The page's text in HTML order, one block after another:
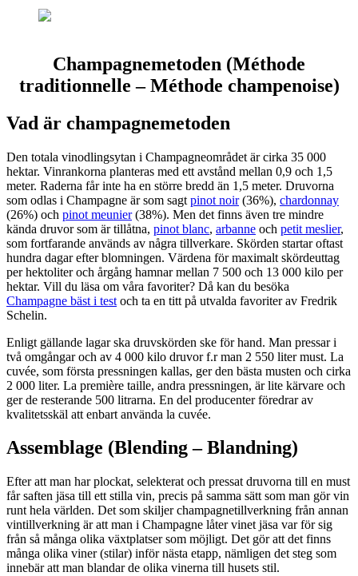
Champagnemetoden (Méthode
traditionnelle – Méthode champenoise)
Vad är champagnemetoden
Den totala vinodlingsytan i Champagneområdet är cirka 35 000
hektar. Vinrankorna planteras med ett avstånd mellan 0,9 och 1,5
meter. Raderna får inte ha en större bredd än 1,5 meter. Druvorna
som odlas i Champagne är som sagt pinot noir(36%), chardonnay
(26%) och pinot meunier(38%). Men det finns även tre mindre
kända druvor som är tillåtna, pinot blanc, arbanne och petit meslier,
som fortfarande används av några tillverkare. Skörden startar oftast
hundra dagar efter blomningen. Värdena för maximalt skördeuttag
per hektoliter och årgång hamnar mellan 7 500 och 13 000 kilo per
hektar. Vill du läsa om våra favoriter? Då kan du besöka
Champagne bäst i test och ta en titt på utvalda favoriter av Fredrik
Schelin.
Enligt gällande lagar ska druvskörden ske för hand. Man pressar i
två omgångar och av 4 000 kilo druvor f.r man 2 550 liter must. La
cuvée, som första pressningen kallas, ger den bästa musten och cirka
2 000 liter. La première taille, andra pressningen, är lite kärvare och
ger de resterande 500 litrarna. En del producenter föredrar av
kvalitetsskäl att enbart använda la cuvée.
Assemblage (Blending – Blandning)
Efter att man har plockat, selekterat och pressat druvorna till en must
får saften jäsa till ett stilla vin, precis på samma sätt som man gör vin
runt hela världen. Det som skiljer champagnetillverkning från annan
vintillverkning är att man i Champagne låter vinet jäsa var för sig
från så många olika växtplatser som möjligt. Det gör att det finns
många olika viner (stilar) inför nästa etapp, nämligen det steg som
innebär att man blandar de olika vinerna till husets stil.